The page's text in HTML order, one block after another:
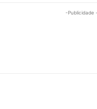
-Publicidade -